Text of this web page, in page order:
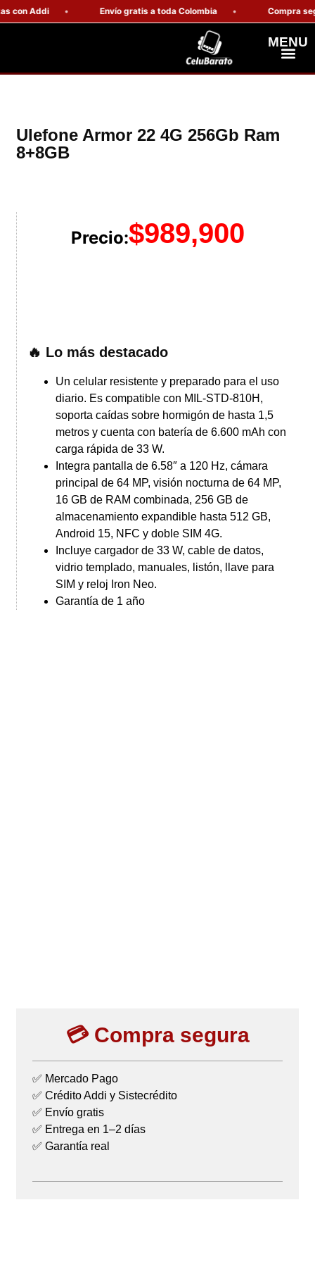
Addi Envío gratis a toda Colombia Compra
MENU
Ulefone Armor 22 4G 256Gb Ram
8+8GB
Precio:$989,900
🔥 Lo más destacado
Un celular resistente y preparado para el uso
diario. Es compatible con MIL-STD-810H,
soporta caídas sobre hormigón de hasta 1,5
metros y cuenta con batería de 6.600 mAh con
carga rápida de 33 W.
Integra pantalla de 6.58″ a 120 Hz, cámara
principal de 64 MP, visión nocturna de 64 MP,
16 GB de RAM combinada, 256 GB de
almacenamiento expandible hasta 512 GB,
Android 15, NFC y doble SIM 4G.
Incluye cargador de 33 W, cable de datos,
vidrio templado, manuales, listón, llave para
SIM y reloj Iron Neo.
Garantía de 1 año
💳 Compra segura
✅ Mercado Pago
✅ Crédito Addi y Sistecrédito
✅ Envío gratis
✅ Entrega en 1–2 días
✅ Garantía real